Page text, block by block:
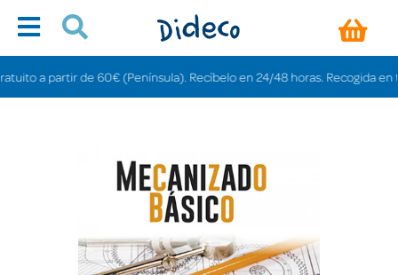
a partir de 60€ (Península). Recíbelo en 24/48 horas. Recogida en